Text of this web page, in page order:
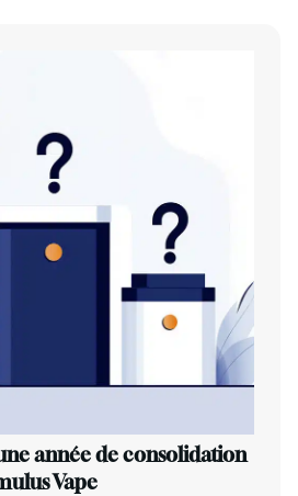
année de consolidation
Vape